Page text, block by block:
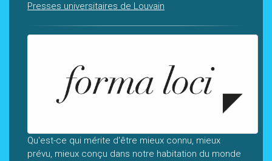
Presses universitaires de Louvain
Qu'est-ce qui mérite d'être mieux connu, mieux
prévu, mieux conçu dans notre habitation du monde